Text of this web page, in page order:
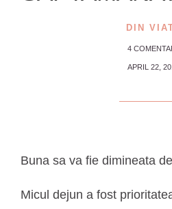
DIN
4
APRIL 22,
Buna sa va fie dimineata
Micul dejun a fost